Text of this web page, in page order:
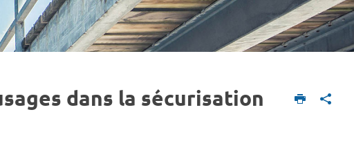
dans la sécurisation